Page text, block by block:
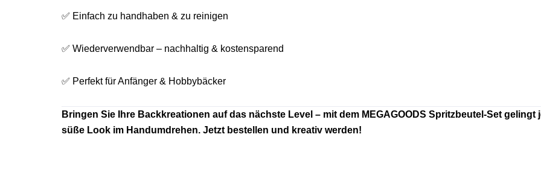
✅ Einfach zu handhaben & zu reinigen
✅ Wiederverwendbar – nachhaltig & kostensparend
✅ Perfekt für Anfänger & Hobbybäcker
Bringen Sie Ihre Backkreationen auf das nächste Level – mit dem MEGAGOODS Spritzbeutel-Set gelingt
süße Look im Handumdrehen. Jetzt bestellen und kreativ werden!